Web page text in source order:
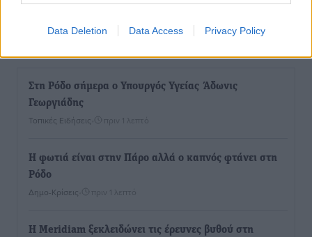
Data Deletion Data Access Privacy Policy
Ροή ειδήσεων
Στη Ρόδο σήμερα ο Υπουργός Υγείας Άδωνις
Γεωργιάδης
Τοπικές Ειδήσεις πριν 1 λεπτό
Η φωτιά είναι στην Πάρο αλλά ο καπνός φτάνει στη
Ρόδο
Δημο-Κρίσεις πριν 1 λεπτό
Η Meridiam ξεκλειδώνει τις έρευνες βυθού στη